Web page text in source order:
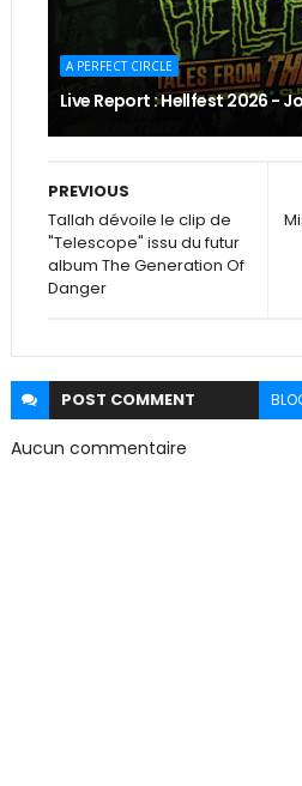
A PERFECT CIRCLE
Live Report : Hellfest 2026 -
PREVIOUS
Tallah dévoile le clip de
"Telescope" issu du futur
album The Generation Of
Danger
POST COMMENT
Aucun commentaire